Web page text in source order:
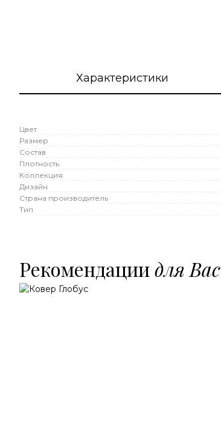
Характеристики
Цвет
Размер
Состав
Плотность
Коллекция
Дизайн
Страна производитель
Тип
Рекомендациидля Вас